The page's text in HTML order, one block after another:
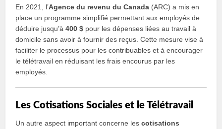
En 2021, l’Agence du revenu du Canada (ARC) a mis en
place un programme simplifié permettant aux employés de
déduire jusqu’à400 $ pour les dépenses liées au travail à
domicile sans avoir à fournir des reçus. Cette mesure vise à
faciliter le processus pour les contribuables et à encourager
le télétravail en réduisant les frais encourus par les
employés.
Les Cotisations Sociales et le Télétravail
Un autre aspect important concerne lescotisations